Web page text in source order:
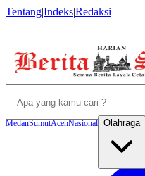
Tentang|Indeks|Redaksi
MedanSumutAcehNasional Olahraga